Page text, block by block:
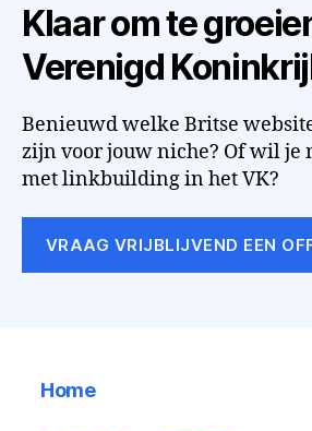
Klaar om te
Verenigd
Benieuwd welke Britse
zijn voor jouw niche? Of wil je
met linkbuilding in het VK?
VRAAG VRIJBLIJVEND EEN
Home